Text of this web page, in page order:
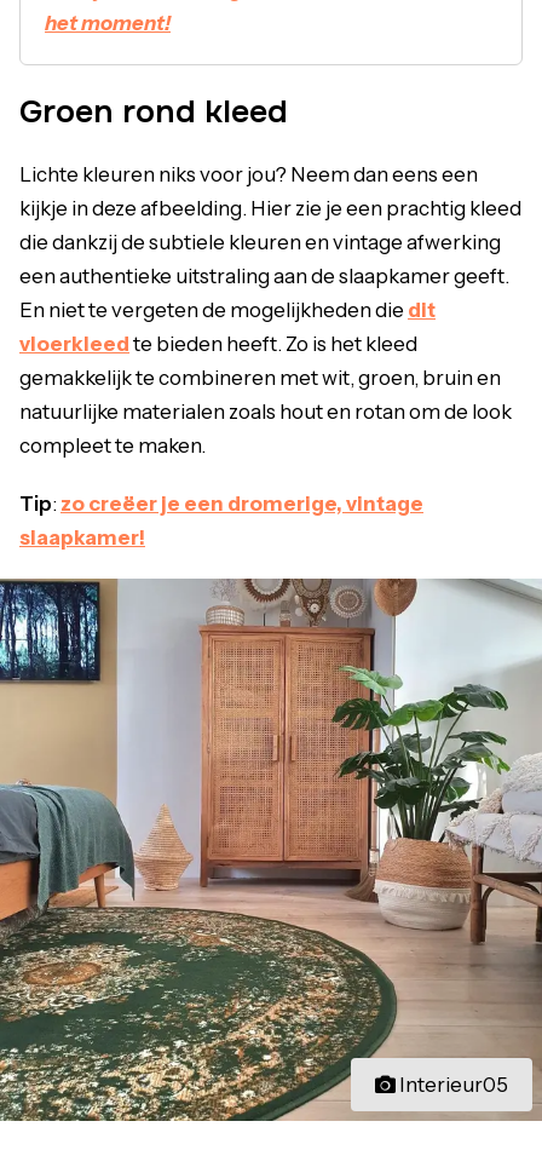
het moment!
Groen rond kleed
Lichte kleuren niks voor jou? Neem dan eens een
kijkje in deze afbeelding. Hier zie je een prachtig kleed
die dankzij de subtiele kleuren en vintage afwerking
een authentieke uitstraling aan de slaapkamer geeft.
En niet te vergeten de mogelijkheden die dit
vloerkleed te bieden heeft. Zo is het kleed
gemakkelijk te combineren met wit, groen, bruin en
natuurlijke materialen zoals hout en rotan om de look
compleet te maken.
Tip: zo creëer je een dromerige, vintage
slaapkamer!
Interieur05